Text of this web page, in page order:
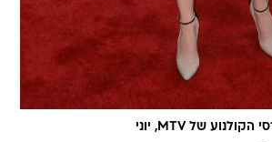
אמה סטון בטקס פרסי הקולנוע של MTV, יוני